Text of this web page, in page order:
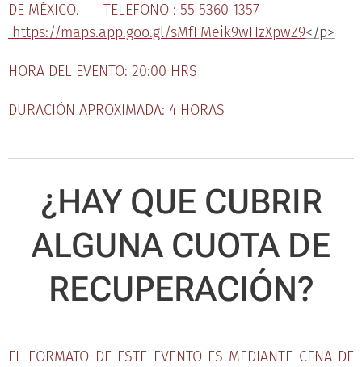
DE MÉXICO. TELEFONO : 55 5360 1357
https://maps.app.goo.gl/sMfFMeik9wHzXpwZ9</p>
HORA DEL EVENTO: 20:00 HRS
DURACIÓN APROXIMADA: 4 HORAS
¿HAY QUE CUBRIR
ALGUNA CUOTA DE
RECUPERACIÓN?
EL FORMATO DE ESTE EVENTO ES MEDIANTE CENA DE